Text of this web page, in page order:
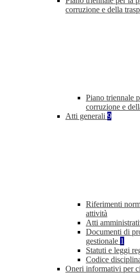
corruzione e della
Piano triennale
corruzione e
Atti generali 9
Riferimenti
attività
Atti
Documenti di
gestionale 1
Statuti e leggi
Codice
Oneri informativi per